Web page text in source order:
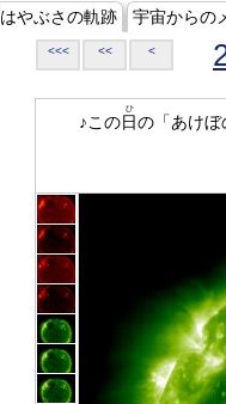
はやぶさの軌跡 宇宙からの
<<< << <
♪この日
ひ
の「あけぼ